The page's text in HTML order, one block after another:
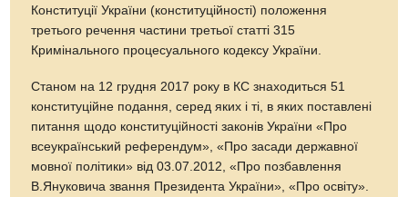
Конституції України (конституційності) положення
третього речення частини третьої статті 315
Кримінального процесуального кодексу України.
Станом на 12 грудня 2017 року в КС знаходиться 51
конституційне подання, серед яких і ті, в яких поставлені
питання щодо конституційності законів України «Про
всеукраїнський референдум», «Про засади державної
мовної політики» від 03.07.2012, «Про позбавлення
В.Януковича звання Президента України», «Про освіту».